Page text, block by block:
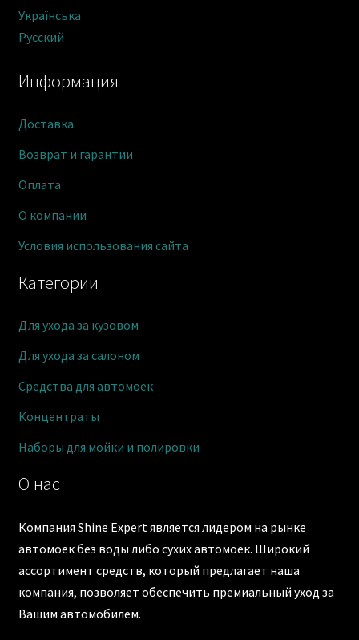
О нас
Компания Shine Expert является лидером на рынке
автомоек без воды либо сухих автомоек. Широкий
ассортимент средств, который предлагает наша
компания, позволяет обеспечить премиальный уход за
Вашим автомобилем.
Категории
Для ухода за кузовом
Для ухода за салоном
Средства для автомоек
Концентраты
Наборы для мойки и полировки
Информация
Доставка
Возврат и гарантии
Оплата
О компании
Условия использования сайта
Українська
Русский